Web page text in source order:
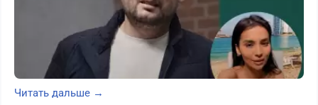
Читать дальше →